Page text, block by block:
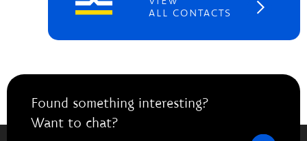
ALL CONTACTS
Found something interesting?
Want to chat?